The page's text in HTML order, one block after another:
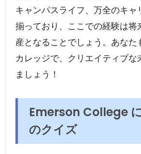
キャンパスライフ、万全のキャ
揃っており、ここでの経験は将
産となることでしょう。あなた
カレッジで、クリエイティブな
ましょう！
Emerson College
のクイズ